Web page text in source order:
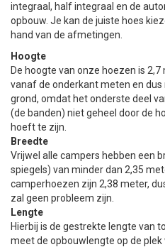
INFORMATIE DAKDRAGER
INFORMATIE OVER
INFORMATIE OVER
integraal, half integraal en de
opbouw. Je kan de juiste hoes
hand van de afmetingen.
Hoogte
De hoogte van onze hoezen is 2,7
vanaf de onderkant meten en dus
grond, omdat het onderste deel
(de banden) niet geheel door de
hoeft te zijn.
Breedte
Vrijwel alle campers hebben een
spiegels) van minder dan 2,35
camperhoezen zijn 2,38 meter,
zal geen probleem zijn.
Lengte
Hierbij is de gestrekte lengte van
meet de opbouwlengte op de plek